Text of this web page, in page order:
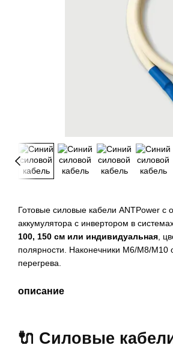
Готовые силовые кабели ANTPower
аккумулятора с инвертором в
100, 150 см или индивидуальная ,
полярности. Наконечники М6/М8/М10
перегрева.
описание
🔌 Силовые